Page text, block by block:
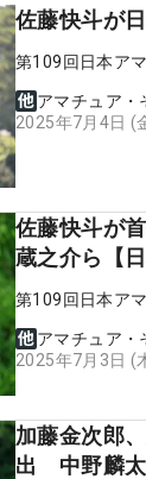
佐藤快斗が
第109回日本ア
アマチュア・
2025年7月4日 (
佐藤快斗が
蔵之介ら【日
第109回日本ア
アマチュア・
2025年7月3日 (
加藤金次郎
出 中野麟太